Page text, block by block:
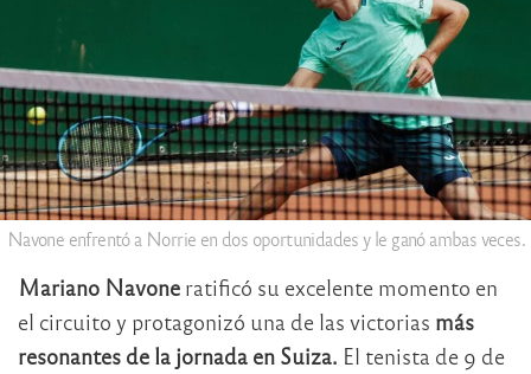
Navone enfrentó a Norrie en dos oportunidades y le ganó ambas veces.
Mariano Navone ratificó su excelente momento en
el circuito y protagonizó una de las victorias más
resonantes de la jornada en Suiza. El tenista de 9 de